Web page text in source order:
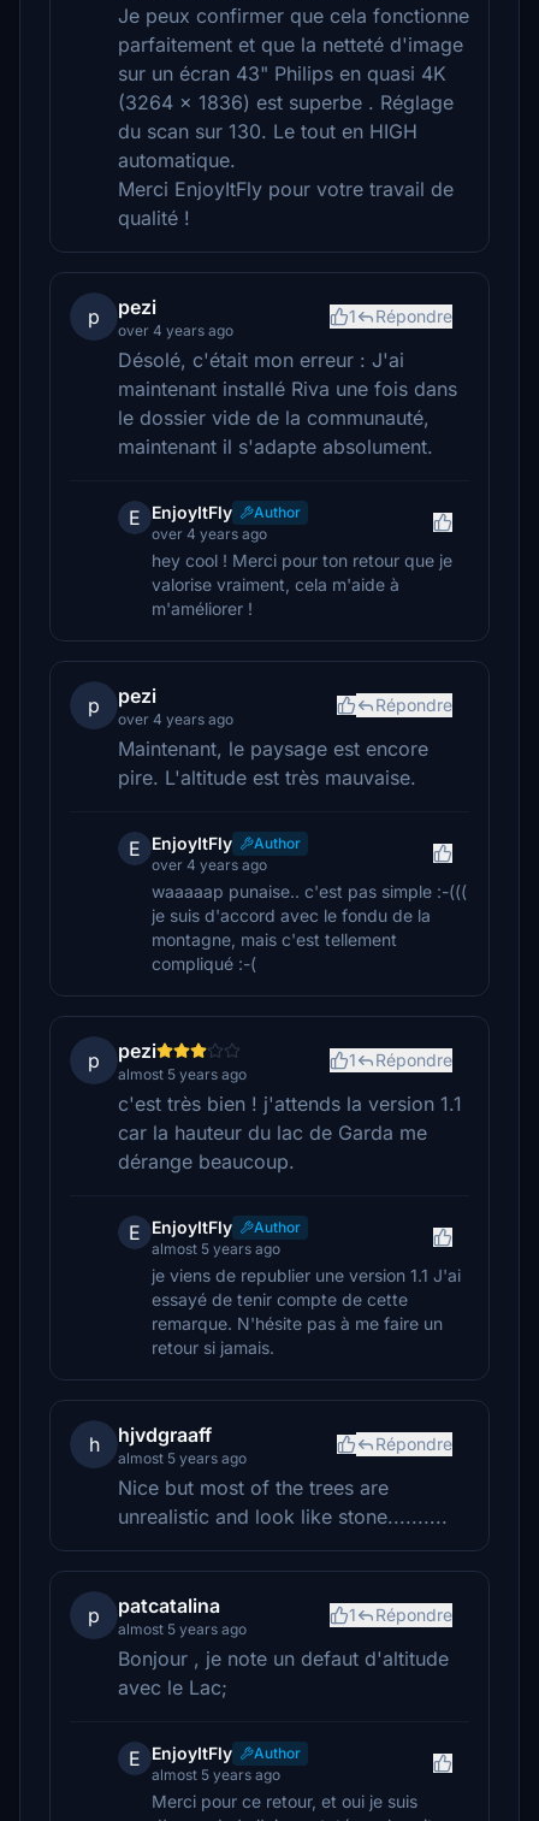
Je peux confirmer que cela fonctionne
parfaitement et que la netteté d'image
sur un écran 43" Philips en quasi 4K
(3264 x 1836) est superbe . Réglage
du scan sur 130. Le tout en HIGH
automatique.
Merci EnjoyItFly pour votre travail de
qualité !
p pezi
over 4 years ago
1 Répondre
Désolé, c'était mon erreur : J'ai
maintenant installé Riva une fois dans
le dossier vide de la communauté,
maintenant il s'adapte absolument.
E EnjoyItFly
Author
over 4 years ago
hey cool ! Merci pour ton retour que je
valorise vraiment, cela m'aide à
m'améliorer !
p pezi
over 4 years ago
Répondre
Maintenant, le paysage est encore
pire. L'altitude est très mauvaise.
E EnjoyItFly
Author
over 4 years ago
waaaaap punaise.. c'est pas simple :-(((
je suis d'accord avec le fondu de la
montagne, mais c'est tellement
compliqué :-(
p pezi
almost 5 years ago
1 Répondre
c'est très bien ! j'attends la version 1.1
car la hauteur du lac de Garda me
dérange beaucoup.
E EnjoyItFly
Author
almost 5 years ago
je viens de republier une version 1.1 J'ai
essayé de tenir compte de cette
remarque. N'hésite pas à me faire un
retour si jamais.
h hjvdgraaff
almost 5 years ago
Répondre
Nice but most of the trees are
unrealistic and look like stone..........
p patcatalina
almost 5 years ago
1 Répondre
Bonjour , je note un defaut d'altitude
avec le Lac;
E EnjoyItFly
Author
almost 5 years ago
Merci pour ce retour, et oui je suis